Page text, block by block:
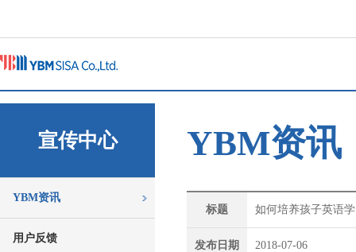
宣传中心
YBM资讯
用户反馈
YBM资讯
标题 如何培养孩子英语
发布日期 2018-07-06